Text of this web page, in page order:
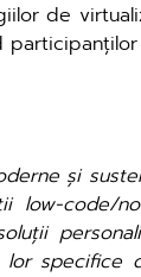
de
și
low-code/
specifice